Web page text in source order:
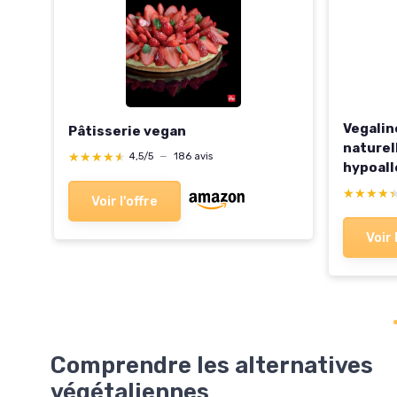
Pâtisserie vegan
★★★★★
★★★★★ 4,5/5 — 186 avis
Voir l'offre
pétrole
plus
★★★★★
★★★★★
Voir
Comprendre les alternatives